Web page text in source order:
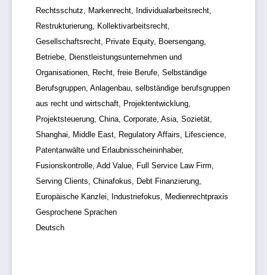
Rechtsschutz, Markenrecht, Individualarbeitsrecht,
Restrukturierung, Kollektivarbeitsrecht,
Gesellschaftsrecht, Private Equity, Boersengang,
Betriebe, Dienstleistungsunternehmen und
Organisationen, Recht, freie Berufe, Selbständige
Berufsgruppen, Anlagenbau, selbständige berufsgruppen
aus recht und wirtschaft, Projektentwicklung,
Projektsteuerung, China, Corporate, Asia, Sozietät,
Shanghai, Middle East, Regulatory Affairs, Lifescience,
Patentanwälte und Erlaubnisscheininhaber,
Fusionskontrolle, Add Value, Full Service Law Firm,
Serving Clients, Chinafokus, Debt Finanzierung,
Europäische Kanzlei, Industriefokus, Medienrechtpraxis
Gesprochene Sprachen
Deutsch